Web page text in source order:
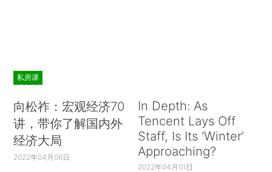
私房课
向松祚：宏观经济70
讲，带你了解国内外
经济大局
2022年04月06日
In Depth: As
Tencent Lays Off
Staff, Is Its ‘Winter’
Approaching?
2022年04月01日